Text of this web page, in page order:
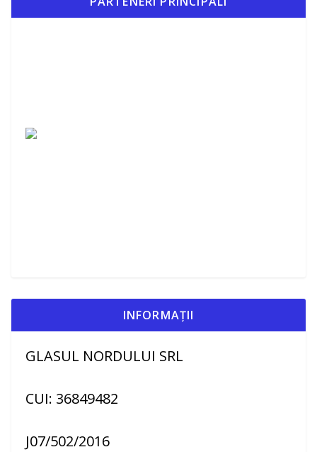
INFORMAȚII
GLASUL NORDULUI SRL
CUI: 36849482
J07/502/2016